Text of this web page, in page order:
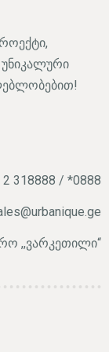
უნიკალური
2 318888 / *0888
,,ვარკეთილი“